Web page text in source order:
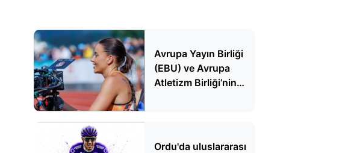
Avrupa Yayın Birliği
(EBU) ve Avrupa
Atletizm Birliği’nin
Ordu'da uluslararası